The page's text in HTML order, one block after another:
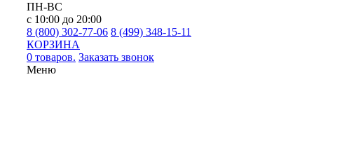
ПН-ВС
с 10:00 до 20:00
8 (800) 302-77-06 8 (499) 348-15-11
КОРЗИНА
0 товаров. Заказать звонок
Меню